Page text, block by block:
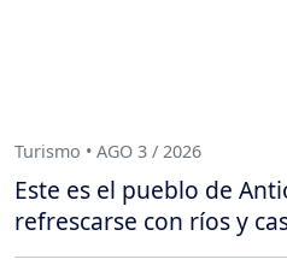
Turismo • AGO 3 / 2026
Este es el pueblo de
refrescarse con ríos y